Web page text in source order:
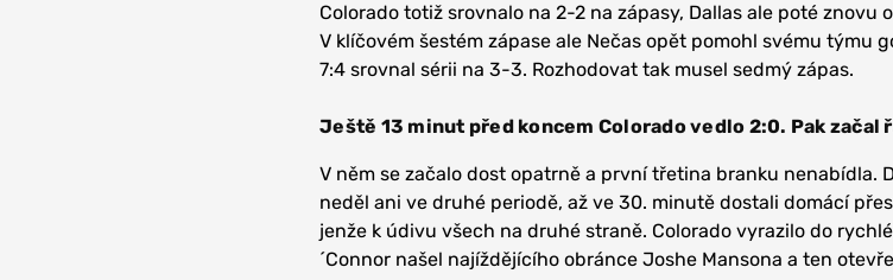
Colorado totiž srovnalo na 2-2 na zápasy, Dallas ale poté znovu
V klíčovém šestém zápase ale Nečas opět pomohl svému týmu
7:4 srovnal sérii na 3-3. Rozhodovat tak musel sedmý zápas.
Ještě 13 minut před koncem Colorado vedlo 2:0. Pak začal
V něm se začalo dost opatrně a první třetina branku nenabídla.
neděl ani ve druhé periodě, až ve 30. minutě dostali domácí
jenže k údivu všech na druhé straně. Colorado vyrazilo do
´Connor našel najíždějícího obránce Joshe Mansona a ten